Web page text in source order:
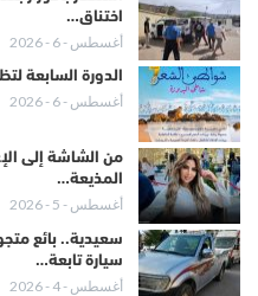
اختناق…
أغسطس - 6 - 2026
الدورة السابعة
أغسطس - 6 - 2026
من الشاشة إلى
المذيعة…
أغسطس - 5 - 2026
سعيدية.. بائع
سيارة تابعة…
أغسطس - 4 - 2026